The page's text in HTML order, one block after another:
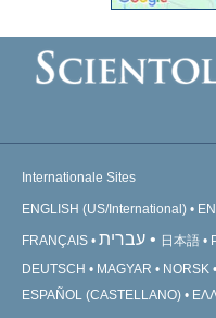
Internationale Sites
ENGLISH (US/International)
FRANÇAIS עברית 日本語
DEUTSCH
MAGYAR NORSK
ESPAÑOL (CASTELLANO)